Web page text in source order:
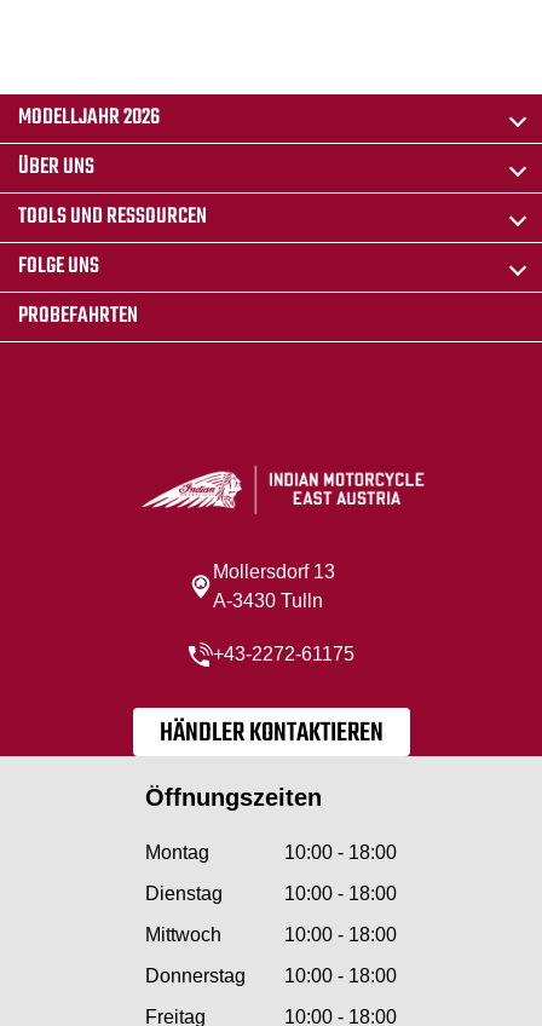
MODELLJAHR 2026
ÜBER UNS
TOOLS UND RESSOURCEN
FOLGE UNS
PROBEFAHRTEN
Mollersdorf 13
A-3430 Tulln
+43-2272-61175
HÄNDLER KONTAKTIEREN
Öffnungszeiten
Montag
10:00 - 18:00
Dienstag
10:00 - 18:00
Mittwoch
10:00 - 18:00
Donnerstag
10:00 - 18:00
Freitag
10:00 - 18:00